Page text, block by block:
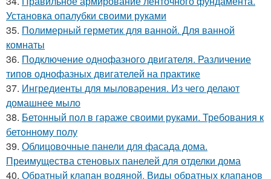
Установка опалубки своими руками
35. Полимерный герметик для ванной. Для ванной
комнаты
36. Подключение однофазного двигателя. Различение
типов однофазных двигателей на практике
37. Ингредиенты для мыловарения. Из чего делают
домашнее мыло
38. Бетонный пол в гараже своими руками. Требования к
бетонному полу
39. Облицовочные панели для фасада дома.
Преимущества стеновых панелей для отделки дома
40. Обратный клапан водяной. Виды обратных клапанов